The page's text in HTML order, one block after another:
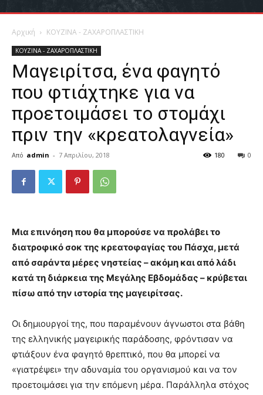
Αρχική ΚΟΥΖΙΝΑ - ΖΑΧΑΡΟΠΛΑΣΤΙΚΗ
ΚΟΥΖΙΝΑ - ΖΑΧΑΡΟΠΛΑΣΤΙΚΗ
Μαγειρίτσα, ένα φαγητό
που φτιάχτηκε για να
προετοιμάσει το στομάχι
πριν την «κρεατολαγνεία»
Από admin - 7 Απριλίου, 2018 0
180
Μια επινόηση που θα μπορούσε να προλάβει το
διατροφικό σοκ της κρεατοφαγίας του Πάσχα, μετά
από σαράντα μέρες νηστείας – ακόμη και από λάδι
κατά τη διάρκεια της Μεγάλης Εβδομάδας – κρύβεται
πίσω από την ιστορία της μαγειρίτσας.
Οι δημιουργοί της, που παραμένουν άγνωστοι στα βάθη
της ελληνικής μαγειρικής παράδοσης, φρόντισαν να
φτιάξουν ένα φαγητό θρεπτικό, που θα μπορεί να
«γιατρέψει» την αδυναμία του οργανισμού και να τον
προετοιμάσει για την επόμενη μέρα. Παράλληλα στόχος